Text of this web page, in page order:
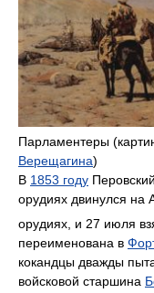
Парламентеры
Верещагина)
В 1853 году
орудиях двинулся на
орудиях, и 27 июля
переименована в
кокандцы дважды
войсковой старшина